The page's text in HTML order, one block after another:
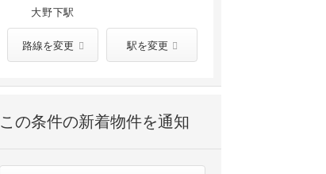
大野下駅
路線を変更 駅を変更
この条件の新着物件を通知